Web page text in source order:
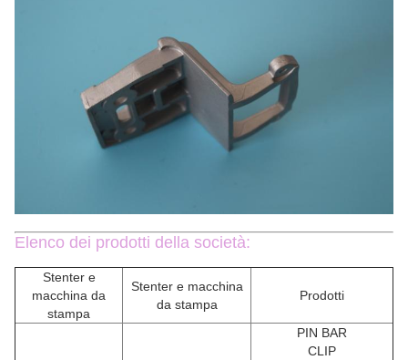
Elenco dei prodotti della società:
Stenter e
macchina da
stampa
Stenter e macchina
da stampa
Prodotti
PIN BAR
CLIP